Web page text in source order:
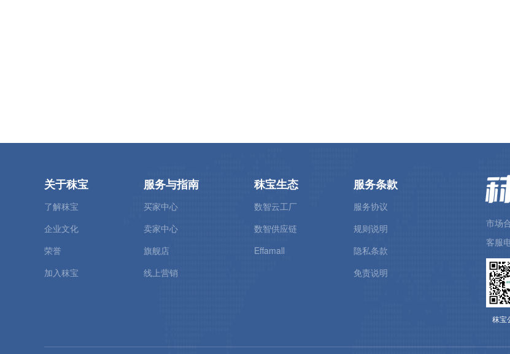
关于秣宝
了解秣宝
企业文化
荣誉
加入秣宝
服务与指南
买家中心
卖家中心
旗舰店
线上营销
秣宝生态
数智云工厂
数智供应链
Effamall
服务条款
服务协议
规则说明
隐私条款
免责说明
市场
客服
秣宝